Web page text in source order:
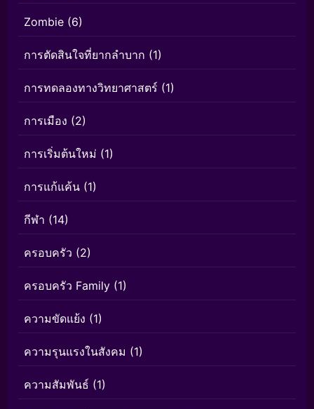
Zombie (6)
การตัดสินใจที่ยากลำบาก (1)
การทดลองทางวิทยาศาสตร์ (1)
การเมือง (2)
การเริ่มต้นใหม่ (1)
การแก้แค้น (1)
กีฬา (14)
ครอบครัว (2)
ครอบครัว Family (1)
ความขัดแย้ง (1)
ความรุนแรงในสังคม (1)
ความสัมพันธ์ (1)